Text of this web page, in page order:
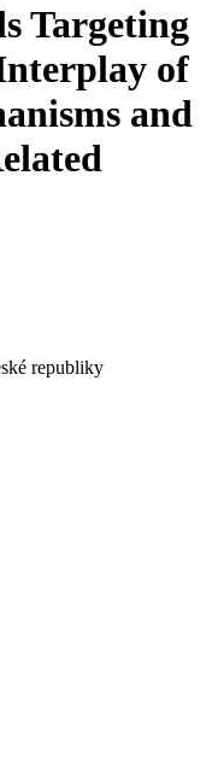
Targeting
of
and
republiky